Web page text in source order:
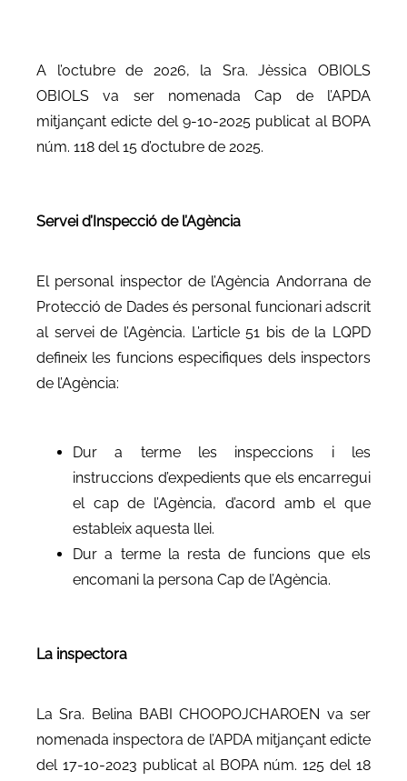
A l’octubre de 2026, la Sra. Jèssica OBIOLS
OBIOLS va ser nomenada Cap de l’APDA
mitjançant edicte del 9-10-2025 publicat al BOPA
núm. 118 del 15 d’octubre de 2025.
Servei d’Inspecció de l’Agència
El personal inspector de l’Agència Andorrana de
Protecció de Dades és personal funcionari adscrit
al servei de l’Agència. L’article 51 bis de la LQPD
defineix les funcions especifiques dels inspectors
de l’Agència:
Dur a terme les inspeccions i les
instruccions d’expedients que els encarregui
el cap de l’Agència, d’acord amb el que
estableix aquesta llei.
Dur a terme la resta de funcions que els
encomani la persona Cap de l’Agència.
La inspectora
La Sra. Belina BABI CHOOPOJCHAROEN va ser
nomenada inspectora de l’APDA mitjançant edicte
del 17-10-2023 publicat al BOPA núm. 125 del 18